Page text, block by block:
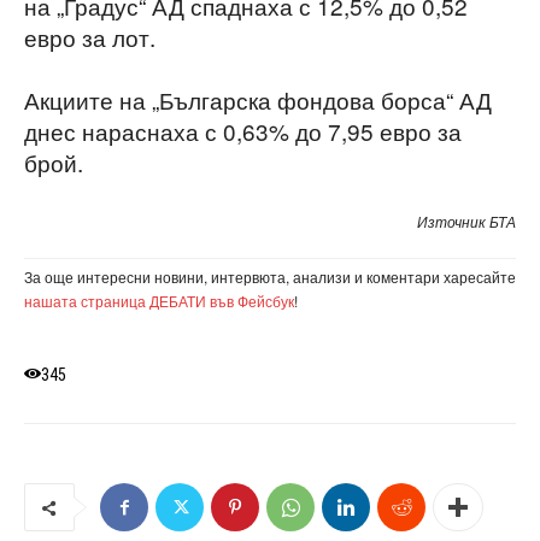
евро за лот.
Акциите на „Българска фондова борса“ АД
днес нараснаха с 0,63% до 7,95 евро за
брой.
Източник БТА
За още интересни новини, интервюта, анализи и коментари харесайте
нашата страница ДЕБАТИ във Фейсбук!
345